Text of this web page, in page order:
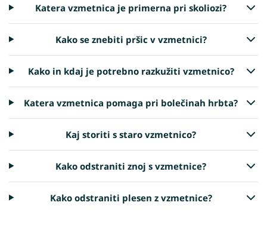
Katera vzmetnica je primerna pri skoliozi?
Kako se znebiti pršic v vzmetnici?
Kako in kdaj je potrebno razkužiti vzmetnico?
Katera vzmetnica pomaga pri bolečinah hrbta?
Kaj storiti s staro vzmetnico?
Kako odstraniti znoj s vzmetnice?
Kako odstraniti plesen z vzmetnice?